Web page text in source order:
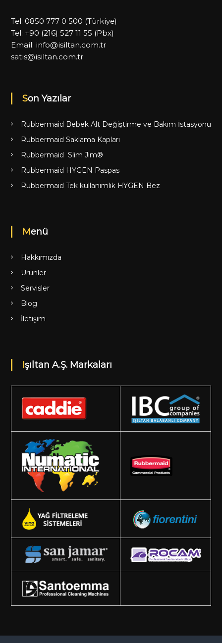
Tel: 0850 777 0 500 (Türkiye)
Tel: +90 (216) 527 11 55 (Pbx)
Email: info@isiltan.com.tr
satis@isiltan.com.tr
Son Yazılar
Rubbermaid Bebek Alt Değiştirme ve Bakım İstasyonu
Rubbermaid Saklama Kapları
Rubbermaid Slim Jim®
Rubbermaid HYGEN Paspas
Rubbermaid Tek kullanımlık HYGEN Bez
Menü
Hakkımızda
Ürünler
Servisler
Blog
İletişim
Işıltan A.Ş. Markaları